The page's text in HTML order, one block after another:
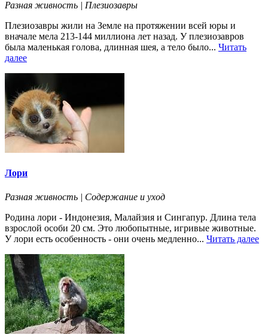
Разная живность | Плезиозавры
Плезиозавры жили на Земле на протяжении всей юры и
вначале мела 213-144 миллиона лет назад. У плезиозавров
была маленькая голова, длинная шея, а тело было... Читать
далее
Лори
Разная живность | Содержание и уход
Родина лори - Индонезия, Малайзия и Сингапур. Длина тела
взрослой особи 20 см. Это любопытные, игривые животные.
У лори есть особенность - они очень медленно... Читать далее